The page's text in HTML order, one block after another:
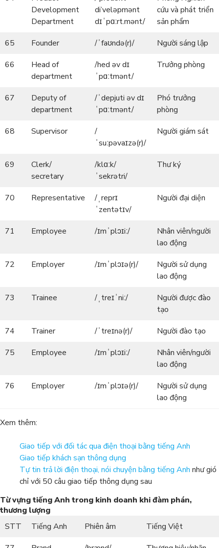
Development
Department
di’veləpmənt
dɪˈpɑːrt.mənt/
cứu và phát triển
sản phẩm
65
Founder /ˈfaʊndə(r)/
Người sáng lập
66
Head of
department
/hed əv dɪ
ˈpɑːtmənt/
Trưởng phòng
67
Deputy of
department
/ˈdepjuti əv dɪ
ˈpɑːtmənt/
Phó trưởng
phòng
68
Supervisor
/
ˈsuːpəvaɪzə(r)/
Người giám sát
69
Clerk/
secretary
/klɑːk/
ˈsekrətri/
Thư ký
70 Representative
/ˌreprɪ
ˈzentətɪv/
Người đại diện
71 Employee /ɪmˈplɔɪiː/
Nhân viên/người
lao động
72
Employer /ɪmˈplɔɪə(r)/
Người sử dụng
lao động
73
Trainee /ˌtreɪˈniː/
Người được đào
tạo
74
Trainer /ˈtreɪnə(r)/
Người đào tạo
75
Employee /ɪmˈplɔɪiː/
Nhân viên/người
lao động
76
Employer /ɪmˈplɔɪə(r)/
Người sử dụng
lao động
Xem thêm:
Giao tiếp với đối tác qua điện thoại bằng tiếng Anh
Giao tiếp khách sạn thông dụng
Tự tin trả lời điện thoại, nói chuyện bằng tiếng Anh như gió
chỉ với 50 câu giao tiếp thông dụng sau
Từ vựng tiếng Anh trong kinh doanh khi đàm phán,
thương lượng
STT
Tiếng Anh Phiên âm
Tiếng Việt